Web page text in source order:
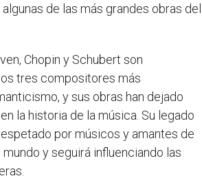
de las más grandes obras del
Chopin y Schubert son
tres compositores más
y sus obras han dejado
la historia de la música. Su legado
por músicos y amantes de
y seguirá influenciando las